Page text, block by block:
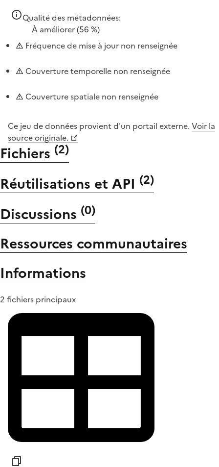
Qualité des métadonnées:
À améliorer(56 %)
Fréquence de mise à jour non renseignée
Couverture temporelle non renseignée
Couverture spatiale non renseignée
Ce jeu de données provient d'un portail externe. Voir la
source originale.
Fichiers (2)
Réutilisations et API (2)
Discussions (0)
Ressources communautaires
Informations
2 fichiers principaux